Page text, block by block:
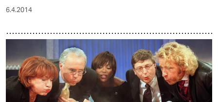
6.4.2014